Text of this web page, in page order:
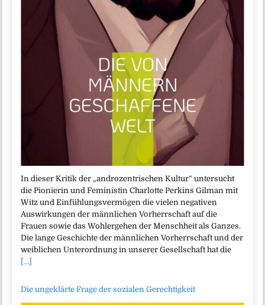
In dieser Kritik der „androzentrischen Kultur“ untersucht
die Pionierin und Feministin Charlotte Perkins Gilman mit
Witz und Einfühlungsvermögen die vielen negativen
Auswirkungen der männlichen Vorherrschaft auf die
Frauen sowie das Wohlergehen der Menschheit als Ganzes.
Die lange Geschichte der männlichen Vorherrschaft und der
weiblichen Unterordnung in unserer Gesellschaft hat die
[...]
Die ungeklärte Frage der sozialen Gerechtigkeit